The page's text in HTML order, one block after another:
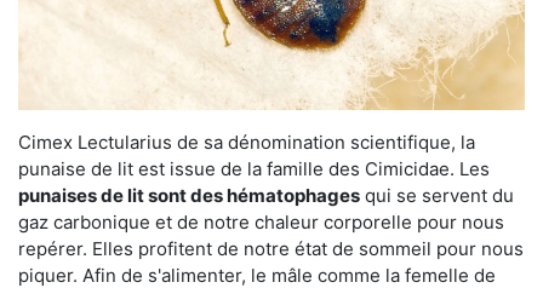
Cimex Lectularius de sa dénomination scientifique, la
punaise de lit est issue de la famille des Cimicidae. Les
punaises de lit sont des hématophages qui se servent du
gaz carbonique et de notre chaleur corporelle pour nous
repérer. Elles profitent de notre état de sommeil pour nous
piquer. Afin de s'alimenter, le mâle comme la femelle de